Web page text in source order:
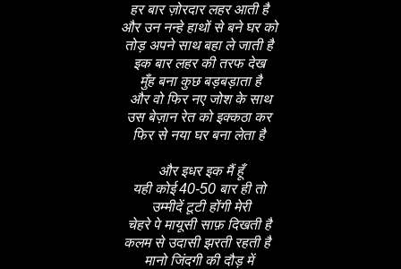
हर बार ज़ोरदार लहर आती है
और उन नन्हे हाथों से बने घर को
तोड़ अपने साथ बहा ले जाती है
इक बार लहर की तरफ देख
मुँह बना कुछ बड़बड़ाता है
और वो फिर नए जोश के साथ
उस बेज़ान रेत को इक्कठा कर
फिर से नया घर बना लेता है
और इधर इक मैं हूँ
यही कोई 40-50 बार ही तो
उम्मीदें टूटी होंगी मेरी
चेहरे पे मायूसी साफ़ दिखती है
कलम से उदासी झरती रहती है
मानो जिंदगी की दौड़ में